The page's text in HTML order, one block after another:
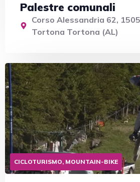
Palestre comunali
Corso Alessandria 62,
Tortona Tortona (AL)
CICLOTURISMO, MOUNTAIN-BIKE